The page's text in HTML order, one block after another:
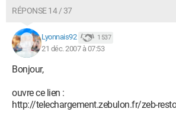
RÉPONSE 14 / 37
Lyonnais92 1 537
21 déc. 2007 à 07:53
Bonjour,
ouvre ce lien :
http://telechargement.zebulon.fr/zeb-